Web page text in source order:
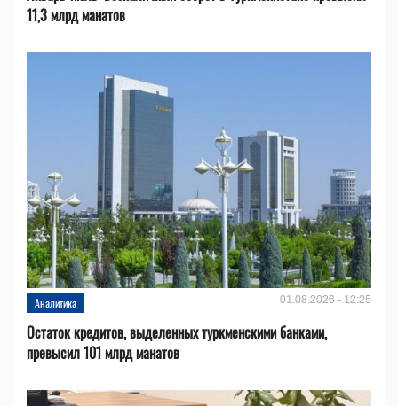
11,3 млрд манатов
Аналитика 01.08.2026 - 12:25
Остаток кредитов, выделенных туркменскими банками,
превысил 101 млрд манатов